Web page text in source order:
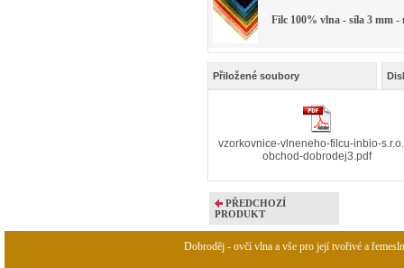
Filc 100% vlna - síla 3 mm -
Přiložené soubory
vzorkovnice-vlneneho-filcu-inbio-
obchod-dobrodej3.pdf
PŘEDCHOZÍ
PRODUKT
Dobroděj - ovčí vlna a vše pro její tvořivé a